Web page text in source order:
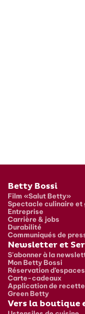
Pied de page
Betty Bossi
Film «Salut Betty»
Spectacle culinaire et
Entreprise
Carrière & jobs
Durabilité
Communiqués de
Newsletter et
S'abonner à la
Mon Betty Bossi
Réservation
Carte-cadeaux
Application de
Green Betty
Vers la boutique